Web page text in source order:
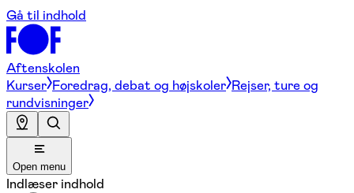
Gå til indhold
Aftenskolen
Kurser Foredrag, debat og højskoler Rejser, ture og
rundvisninger
Open menu
Indlæser indhold